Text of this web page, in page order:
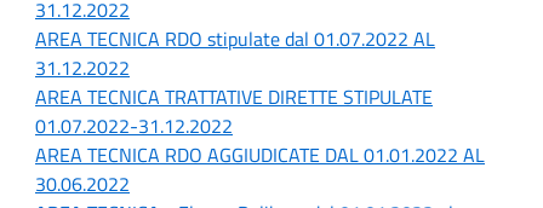
31.12.2022
AREA TECNICA RDO stipulate dal 01.07.2022 AL
31.12.2022
AREA TECNICA TRATTATIVE DIRETTE STIPULATE
01.07.2022-31.12.2022
AREA TECNICA RDO AGGIUDICATE DAL 01.01.2022 AL
30.06.2022